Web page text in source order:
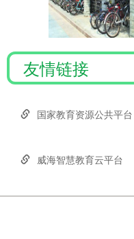
东西协作
友情链接
国家教育资源公共平台
威海智慧教育云平台